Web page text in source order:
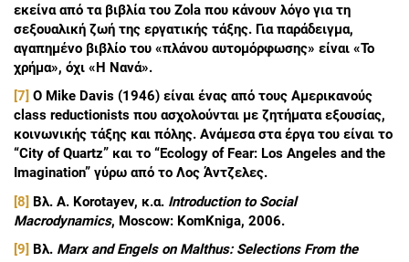
εκείνα από τα βιβλία του Zola που κάνουν λόγο για τη
σεξουαλική ζωή της εργατικής τάξης. Για παράδειγμα,
αγαπημένο βιβλίο του «πλάνου αυτομόρφωσης» είναι «Το
χρήμα», όχι «Η Νανά».
[7] O Mike Davis (1946) είναι ένας από τους Αμερικανούς
class reductionists που ασχολούνται με ζητήματα εξουσίας,
κοινωνικής τάξης και πόλης. Ανάμεσα στα έργα του είναι το
“City of Quartz” και το “Ecology of Fear: Los Angeles and the
Imagination” γύρω από το Λος Άντζελες.
[8] Βλ. A. Korotayev, κ.α. Introduction to Social
Macrodynamics, Moscow: KomKniga, 2006.
[9] Βλ. Marx and Engels on Malthus: Selections From the